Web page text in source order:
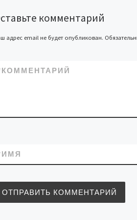
комментарий
адрес email не будет опубликован.
КОММЕНТАРИЙ
ИМЯ